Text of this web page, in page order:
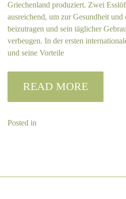
Griechenland produziert. Zwei
ausreichend, um zur Gesundheit
beizutragen und sein täglicher
verbeugen. In der ersten
und seine Vorteile
READ MORE
Posted in